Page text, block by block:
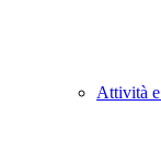
Attività